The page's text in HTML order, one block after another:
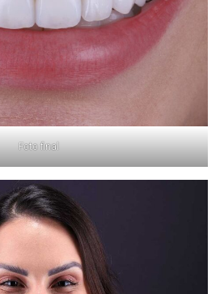
Foto final